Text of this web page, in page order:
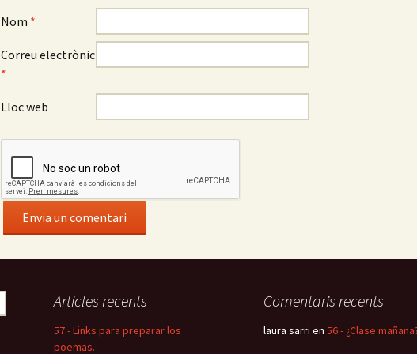
Nom *
Correu electrònic
*
Lloc web
Articles recents
57.- Links para preparar los
poemas.
Comentaris recents
laura sarri en 56.- ¿Clase